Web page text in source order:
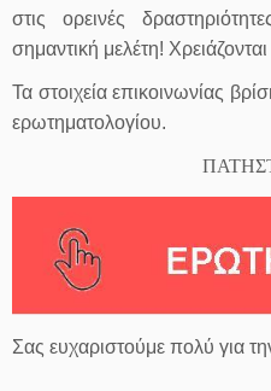
στις ορεινές
σημαντική μελέτη!
Τα στοιχεία επικοινωνίας
ερωτηματολογίου.
Σας ευχαριστούμε πολύ για